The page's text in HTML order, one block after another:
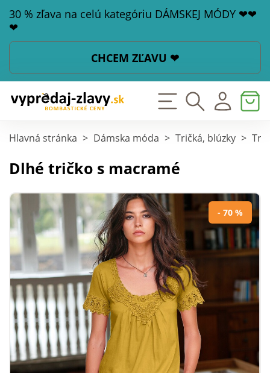
30 % zľava na celú kategóriu DÁMSKEJ MÓDY ❤❤
❤
CHCEM ZĽAVU ❤
Hlavná stránka > Dámska móda > Tričká, blúzky >
Dlhé tričko s macramé
- 70 %